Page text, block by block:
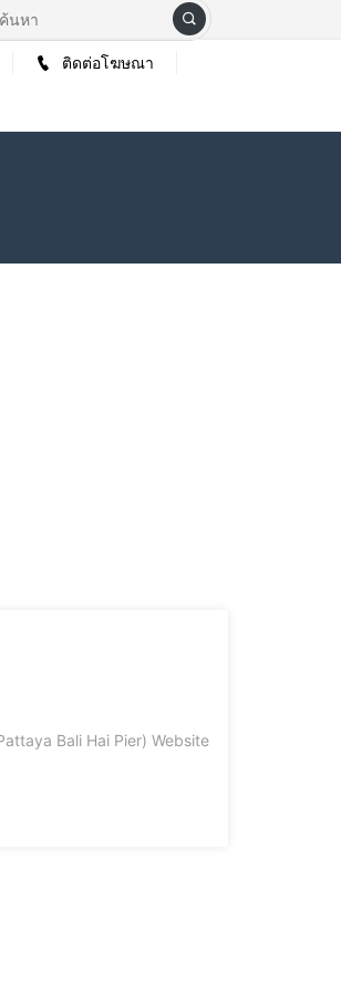
ติดต่อโฆษณา
Bali Hai Pier) Website